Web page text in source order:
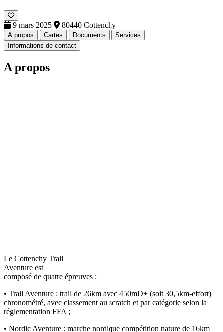
9 mars 2025 80440 Cottenchy
A propos Cartes Documents
Services
Informations de contact
A propos
Le Cottenchy Trail
Aventure est
composé de quatre épreuves :
• Trail Aventure : trail de 26km avec 450mD+ (soit 30,5km-effort)
chronométré, avec classement au scratch et par catégorie selon la
réglementation FFA ;
• Nordic Aventure : marche nordique compétition nature de 16km